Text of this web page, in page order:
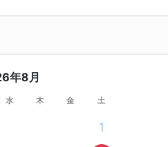
年8月
水 木 金 土
1